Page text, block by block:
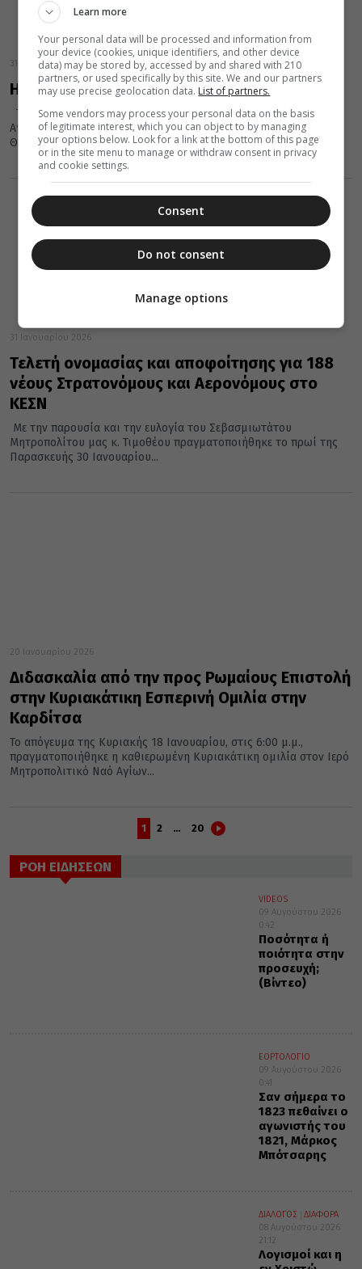
31 Ιανουαρίου 2026
Η Εορτή των Τριών Ιεραρχών στην Καρδίτσα
Την Παρασκευή 30 Ιανουαρίου 2026, εορτή της Συνάξεως των
Αγίων Τριών Ιεραρχών, Μεγάλου Βασιλείου, Γρηγορίου του
Θεολόγου και Ιωάννου...
31 Ιανουαρίου 2026
Τελετή ονομασίας και αποφοίτησης για 188
νέους Στρατονόμους και Αερονόμους στο
ΚΕΣΝ
Με την παρουσία και την ευλογία του Σεβασμιωτάτου
Μητροπολίτου μας κ. Τιμοθέου πραγματοποιήθηκε το πρωί της
Παρασκευής 30 Ιανουαρίου...
20 Ιανουαρίου 2026
Διδασκαλία από την προς Ρωμαίους Επιστολή
στην Κυριακάτικη Εσπερινή Ομιλία στην
Καρδίτσα
Το απόγευμα της Κυριακής 18 Ιανουαρίου, στις 6:00 μ.μ.,
πραγματοποιήθηκε η καθιερωμένη Κυριακάτικη ομιλία στον Ιερό
Μητροπολιτικό Ναό Αγίων...
1 2 … 20
ΡΟΗ ΕΙΔΗΣΕΩΝ
VIDEOS
09 Αυγούστου 2026
0:42
Ποσότητα ή
ποιότητα στην
προσευχή;
(Βίντεο)
ΕΟΡΤΟΛΟΓΙΟ
09 Αυγούστου 2026
0:41
Σαν σήμερα το
1823 πεθαίνει ο
αγωνιστής του
1821, Μάρκος
Μπότσαρης
ΔΙΑΛΟΓΟΣ
ΔΙΑΦΟΡΑ
08 Αυγούστου 2026
21:12
Λογισμοί και η
Learn more
Your personal data will be processed and information from
your device (cookies, unique identifiers, and other device
data) may be stored by, accessed by and shared with 210
partners, or used specifically by this site. We and our partners
may use precise geolocation data. List of partners.
Some vendors may process your personal data on the basis
of legitimate interest, which you can object to by managing
your options below. Look for a link at the bottom of this page
or in the site menu to manage or withdraw consent in privacy
and cookie settings.
Consent
Do not consent
Manage options